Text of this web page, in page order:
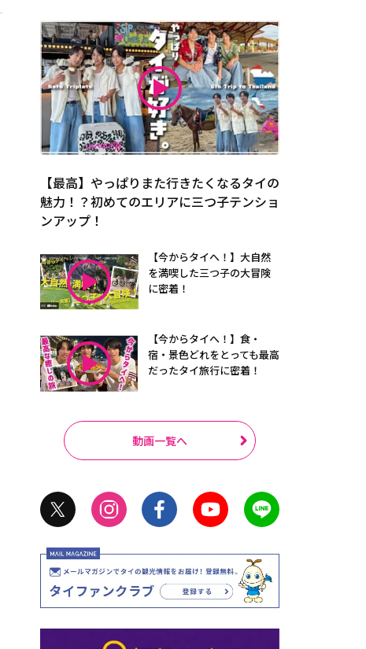
【最高】やっぱりまた行きたくなるタイの
魅力！？初めてのエリアに三つ子テンショ
ンアップ！
【今からタイへ！】大自然
を満喫した三つ子の大冒険
に密着！
【今からタイへ！】食・
宿・景色どれをとっても最高
だったタイ旅行に密着！
動画一覧へ